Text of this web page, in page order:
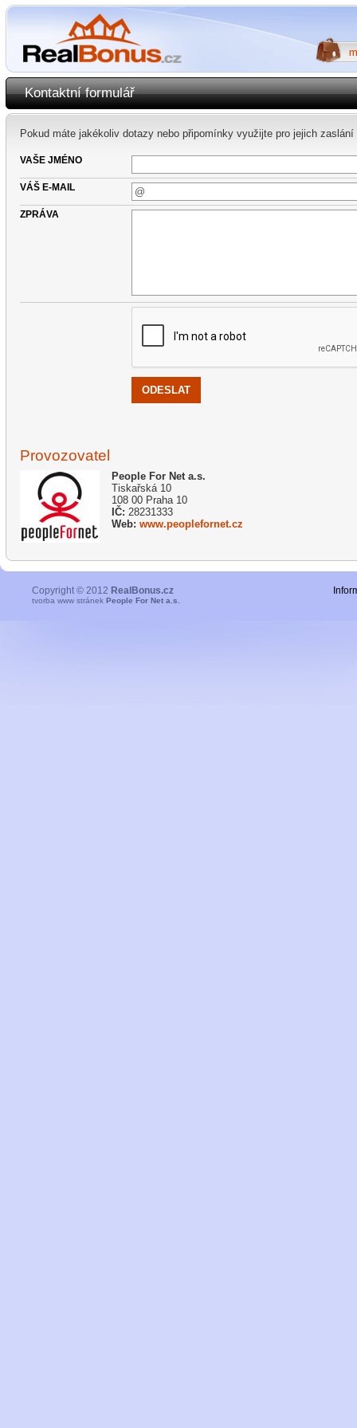
Kontaktní formulář
Pokud máte jakékoliv dotazy nebo připomínky využijte pro jejich zaslání
VAŠE JMÉNO
VÁŠ E-MAIL
ZPRÁVA
ODESLAT
Provozovatel
People For Net a.s.
Tiskařská 10
108 00 Praha 10
IČ: 28231333
Web: www.peoplefornet.cz
Copyright © 2012 RealBonus.cz
tvorba www stránek People For Net a.s.